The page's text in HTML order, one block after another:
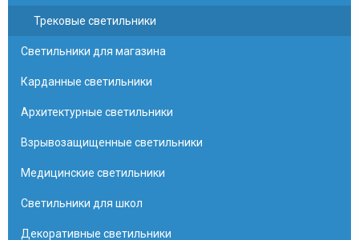
Трековые светильники
Светильники для магазина
Карданные светильники
Архитектурные светильники
Взрывозащищенные светильники
Медицинские светильники
Светильники для школ
Декоративные светильники